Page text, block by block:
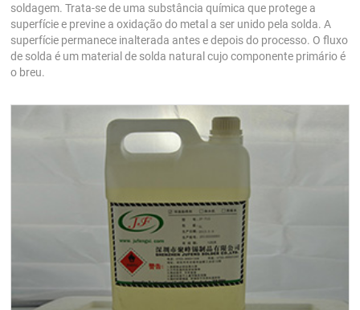
soldagem. Trata-se de uma substância química que protege a
superfície e previne a oxidação do metal a ser unido pela solda. A
superfície permanece inalterada antes e depois do processo. O fluxo
de solda é um material de solda natural cujo componente primário é
o breu.